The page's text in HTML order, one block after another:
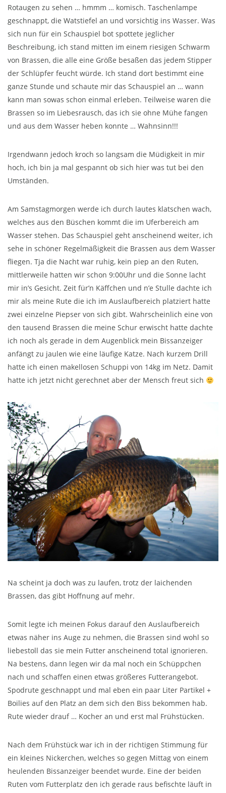
Rotaugen zu sehen … hmmm … komisch. Taschenlampe
geschnappt, die Watstiefel an und vorsichtig ins Wasser. Was
sich nun für ein Schauspiel bot spottete jeglicher
Beschreibung, ich stand mitten im einem riesigen Schwarm
von Brassen, die alle eine Größe besaßen das jedem Stipper
der Schlüpfer feucht würde. Ich stand dort bestimmt eine
ganze Stunde und schaute mir das Schauspiel an … wann
kann man sowas schon einmal erleben. Teilweise waren die
Brassen so im Liebesrausch, das ich sie ohne Mühe fangen
und aus dem Wasser heben konnte … Wahnsinn!!!
Irgendwann jedoch kroch so langsam die Müdigkeit in mir
hoch, ich bin ja mal gespannt ob sich hier was tut bei den
Umständen.
Am Samstagmorgen werde ich durch lautes klatschen wach,
welches aus den Büschen kommt die im Uferbereich am
Wasser stehen. Das Schauspiel geht anscheinend weiter, ich
sehe in schöner Regelmäßigkeit die Brassen aus dem Wasser
fliegen. Tja die Nacht war ruhig, kein piep an den Ruten,
mittlerweile hatten wir schon 9:00Uhr und die Sonne lacht
mir in’s Gesicht. Zeit für’n Käffchen und n’e Stulle dachte ich
mir als meine Rute die ich im Auslaufbereich platziert hatte
zwei einzelne Piepser von sich gibt. Wahrscheinlich eine von
den tausend Brassen die meine Schur erwischt hatte dachte
ich noch als gerade in dem Augenblick mein Bissanzeiger
anfängt zu jaulen wie eine läufige Katze. Nach kurzem Drill
hatte ich einen makellosen Schuppi von 14kg im Netz. Damit
hatte ich jetzt nicht gerechnet aber der Mensch freut sich
Na scheint ja doch was zu laufen, trotz der laichenden
Brassen, das gibt Hoffnung auf mehr.
Somit legte ich meinen Fokus darauf den Auslaufbereich
etwas näher ins Auge zu nehmen, die Brassen sind wohl so
liebestoll das sie mein Futter anscheinend total ignorieren.
Na bestens, dann legen wir da mal noch ein Schüppchen
nach und schaffen einen etwas größeres Futterangebot.
Spodrute geschnappt und mal eben ein paar Liter Partikel +
Boilies auf den Platz an dem sich den Biss bekommen hab.
Rute wieder drauf … Kocher an und erst mal Frühstücken.
Nach dem Frühstück war ich in der richtigen Stimmung für
ein kleines Nickerchen, welches so gegen Mittag von einem
heulenden Bissanzeiger beendet wurde. Eine der beiden
Ruten vom Futterplatz den ich gerade raus befischte läuft in